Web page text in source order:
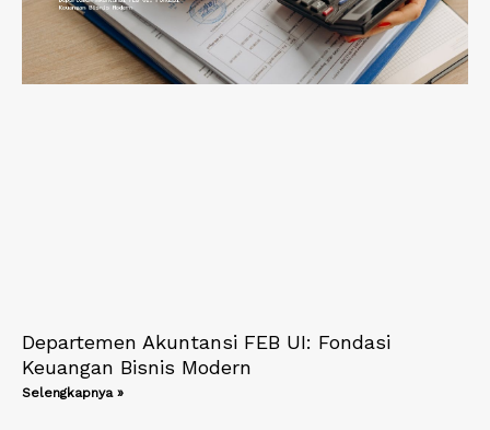
Departemen Akuntansi FEB UI: Fondasi
Keuangan Bisnis Modern
Selengkapnya »